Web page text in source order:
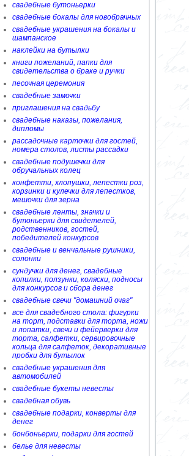
свадебные бутоньерки
свадебные бокалы для новобрачных
свадебные украшения на бокалы и
шампанское
наклейки на бутылки
книги пожеланий, папки для
свидетельства о браке и ручки
песочная церемония
свадебные замочки
приглашения на свадьбу
свадебные наказы, пожелания,
дипломы
рассадочные карточки для гостей,
номера столов, листы рассадки
свадебные подушечки для
обручальных колец
конфетти, хлопушки, лепестки роз,
корзинки и кулечки для лепестков,
мешочки для зерна
свадебные ленты, значки и
бутоньерки для свидетелей,
родственников, гостей,
победителей конкурсов
свадебные и венчальные рушники,
солонки
сундучки для денег, свадебные
копилки, ползунки, коляски, подносы
для конкурсов и сбора денег
свадебные свечи "домашний очаг"
все для свадебного стола: фигурки
на торт, подставки для торта, ножи
и лопатки, свечи и фейерверки для
торта, салфетки, сервировочные
кольца для салфеток, декоративные
пробки для бутылок
свадебные украшения для
автомобилей
свадебные букеты невесты
свадебная обувь
свадебные подарки, конверты для
денег
бонбоньерки, подарки для гостей
белье для невесты